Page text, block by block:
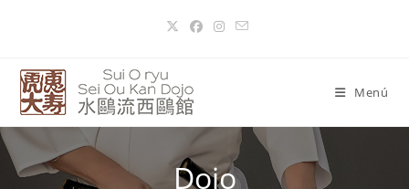
Menú
Dojo